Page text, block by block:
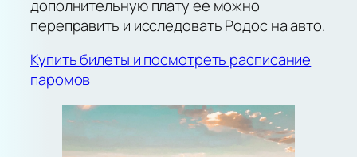
дополнительную плату ее можно
переправить и исследовать Родос на авто.
Купить билеты и посмотреть расписание
паромов